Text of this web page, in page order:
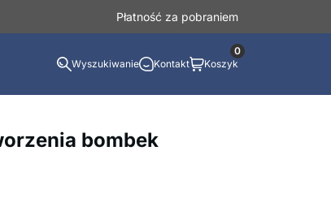
Płatność za pobraniem
Wyszukiwanie Kontakt Koszyk
0
bombek